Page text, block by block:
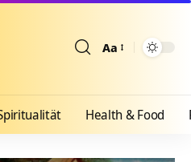
Aa
Health & Food